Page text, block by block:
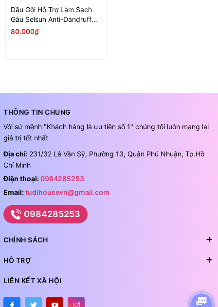
Dầu Gội Hỗ Trợ Làm Sạch
Gàu Selsun Anti-Dandruff
Shampoo 100ml
80.000₫
THÔNG TIN CHUNG
Với sứ mệnh "Khách hàng là ưu tiên số 1" chúng tôi luôn mạng lại
giá trị tốt nhất
Địa chỉ: 231/32 Lê Văn Sỹ, Phường 13, Quận Phú Nhuận, Tp.Hồ
Chí Minh
Điện thoại:0984285253
Email:tudihousevn@gmail.com
0984285253
CHÍNH SÁCH
HỖ TRỢ
LIÊN KẾT XÃ HỘI